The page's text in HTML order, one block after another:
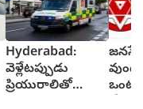
Hyderabad:
వెళ్లేటప్పుడు
ప్రియురాలితో